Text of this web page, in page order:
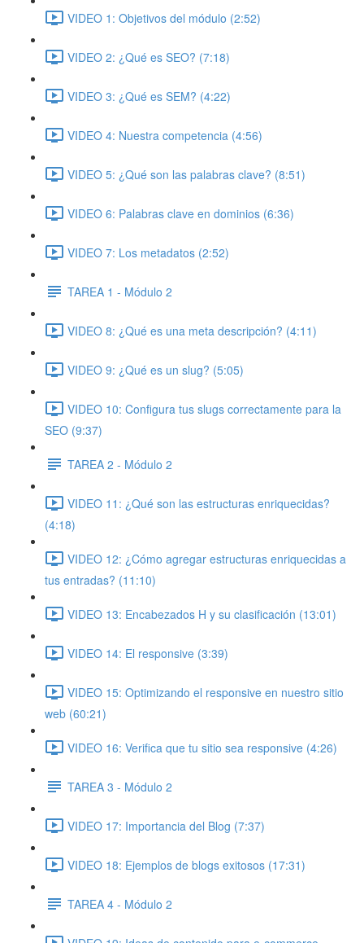
VIDEO 1: Objetivos del módulo (2:52)
VIDEO 2: ¿Qué es SEO? (7:18)
VIDEO 3: ¿Qué es SEM? (4:22)
VIDEO 4: Nuestra competencia (4:56)
VIDEO 5: ¿Qué son las palabras clave? (8:51)
VIDEO 6: Palabras clave en dominios (6:36)
VIDEO 7: Los metadatos (2:52)
TAREA 1 - Módulo 2
VIDEO 8: ¿Qué es una meta descripción? (4:11)
VIDEO 9: ¿Qué es un slug? (5:05)
VIDEO 10: Configura tus slugs correctamente para la
SEO (9:37)
TAREA 2 - Módulo 2
VIDEO 11: ¿Qué son las estructuras enriquecidas?
(4:18)
VIDEO 12: ¿Cómo agregar estructuras enriquecidas a
tus entradas? (11:10)
VIDEO 13: Encabezados H y su clasificación (13:01)
VIDEO 14: El responsive (3:39)
VIDEO 15: Optimizando el responsive en nuestro sitio
web (60:21)
VIDEO 16: Verifica que tu sitio sea responsive (4:26)
TAREA 3 - Módulo 2
VIDEO 17: Importancia del Blog (7:37)
VIDEO 18: Ejemplos de blogs exitosos (17:31)
TAREA 4 - Módulo 2